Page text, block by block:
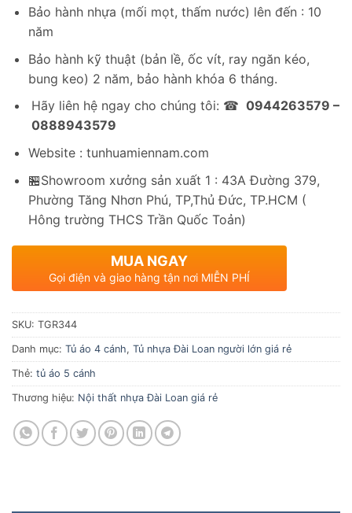
Bảo hành nhựa (mối mọt, thấm nước) lên đến : 10
năm
Bảo hành kỹ thuật (bản lề, ốc vít, ray ngăn kéo,
bung keo) 2 năm, bảo hành khóa 6 tháng.
Hãy liên hệ ngay cho chúng tôi: ☎ 0944263579 –
0888943579
Website : tunhuamiennam.com
🏪Showroom xưởng sản xuất 1 : 43A Đường 379,
Phường Tăng Nhơn Phú, TP,Thủ Đức, TP.HCM (
Hông trường THCS Trần Quốc Toản)
MUA NGAY
Gọi điện và giao hàng tận nơi MIỄN PHÍ
SKU: TGR344
Danh mục: Tủ áo 4 cánh, Tủ nhựa Đài Loan người lớn giá rẻ
Thẻ: tủ áo 5 cánh
Thương hiệu: Nội thất nhựa Đài Loan giá rẻ